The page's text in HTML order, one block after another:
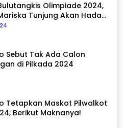
Olimpiade 2024,
Tunjung Akan Hadapi
Korea Selatan
Sebut Tak Ada Calon
di Pilkada 2024
Tetapkan Maskot Pilwalkot
Berikut Maknanya!